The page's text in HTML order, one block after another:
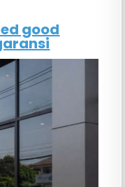
good